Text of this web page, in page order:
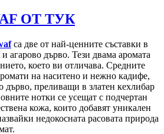
ОТ ТУК
са две от най-ценните съставки в
агарово дърво. Тези двама аромата
което ви отличава. Средните
на наситено и нежно кадифе,
дърво, преливащи в златен кехлибар
нотки се усещат с подчертан
кожа, които добавят уникален
недокосната расовата природа